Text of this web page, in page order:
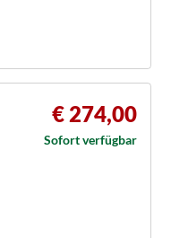
€ 274,00
Sofort verfügbar